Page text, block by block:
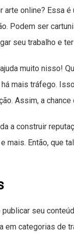
arte online? Essa
Podem ser
seu trabalho e
muito nisso!
mais tráfego.
Assim, a chance
a construir
mais. Então, que
seu
em categorias de